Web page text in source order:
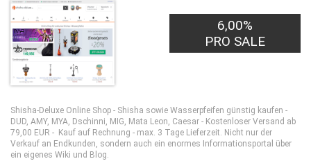
6,00%
PRO SALE
Shisha-Deluxe Online Shop - Shisha sowie Wasserpfeifen günstig kaufen -
DUD, AMY, MYA, Dschinni, MIG, Mata Leon, Caesar - Kostenloser Versand ab
79,00 EUR - Kauf auf Rechnung - max. 3 Tage Lieferzeit. Nicht nur der
Verkauf an Endkunden, sondern auch ein enormes Informationsportal über
ein eigenes Wiki und Blog.